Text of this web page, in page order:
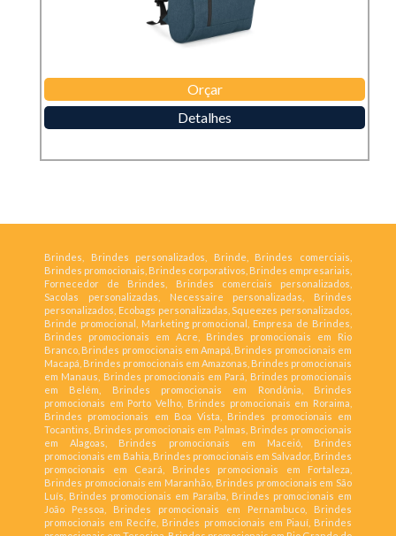
Orçar
Detalhes
Brindes, Brindes personalizados, Brinde, Brindes comerciais,
Brindes promocionais, Brindes corporativos, Brindes empresariais,
Fornecedor de Brindes, Brindes comerciais personalizados,
Sacolas personalizadas, Necessaire personalizadas, Brindes
personalizados, Ecobags personalizadas, Squeezes personalizados,
Brinde promocional, Marketing promocional, Empresa de Brindes,
Brindes promocionais em Acre, Brindes promocionais em Rio
Branco, Brindes promocionais em Amapá, Brindes promocionais em
Macapá, Brindes promocionais em Amazonas, Brindes promocionais
em Manaus, Brindes promocionais em Pará, Brindes promocionais
em Belém, Brindes promocionais em Rondônia, Brindes
promocionais em Porto Velho, Brindes promocionais em Roraima,
Brindes promocionais em Boa Vista, Brindes promocionais em
Tocantins, Brindes promocionais em Palmas, Brindes promocionais
em Alagoas, Brindes promocionais em Maceió, Brindes
promocionais em Bahia, Brindes promocionais em Salvador, Brindes
promocionais em Ceará, Brindes promocionais em Fortaleza,
Brindes promocionais em Maranhão, Brindes promocionais em São
Luís, Brindes promocionais em Paraíba, Brindes promocionais em
João Pessoa, Brindes promocionais em Pernambuco, Brindes
promocionais em Recife, Brindes promocionais em Piauí, Brindes